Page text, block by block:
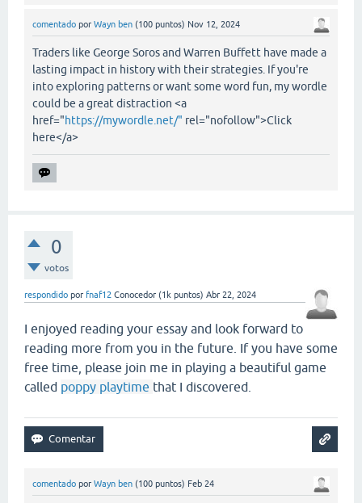
comentado por Wayn ben (100 puntos) Nov 12, 2024
Traders like George Soros and Warren Buffett have made a
lasting impact in history with their strategies. If you're
into exploring patterns or want some word fun, my wordle
could be a great distraction <a
href="https://mywordle.net/" rel="nofollow">Click
here</a>
0
votos
respondido por fnaf12 Conocedor (1k puntos) Abr 22, 2024
I enjoyed reading your essay and look forward to
reading more from you in the future. If you have some
free time, please join me in playing a beautiful game
called poppy playtime that I discovered.
comentado por Wayn ben (100 puntos) Feb 24